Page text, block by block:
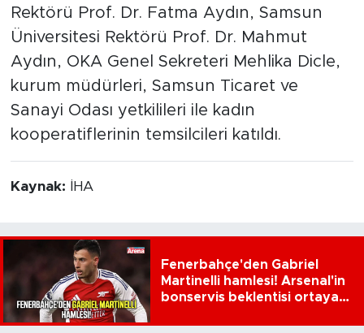
Rektörü Prof. Dr. Fatma Aydın, Samsun
Üniversitesi Rektörü Prof. Dr. Mahmut
Aydın, OKA Genel Sekreteri Mehlika Dicle,
kurum müdürleri, Samsun Ticaret ve
Sanayi Odası yetkilileri ile kadın
kooperatiflerinin temsilcileri katıldı.
Kaynak: İHA
Fenerbahçe'den Gabriel
Martinelli hamlesi! Arsenal'in
bonservis beklentisi ortaya